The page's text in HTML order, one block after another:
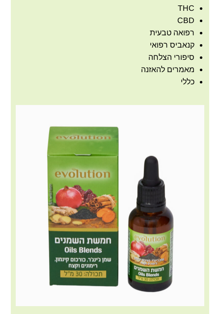
THC
CBD
רפואה טבעית
קנאביס רפואי
סיפורי הצלחה
מאמרים להאזנה
כללי